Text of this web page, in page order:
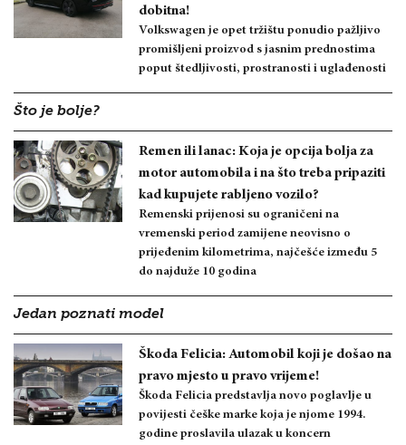
dobitna!
Volkswagen je opet tržištu ponudio pažljivo
promišljeni proizvod s jasnim prednostima
poput štedljivosti, prostranosti i uglađenosti
Što je bolje?
Remen ili lanac: Koja je opcija bolja za
motor automobila i na što treba pripaziti
kad kupujete rabljeno vozilo?
Remenski prijenosi su ograničeni na
vremenski period zamijene neovisno o
prijeđenim kilometrima, najčešće između 5
do najduže 10 godina
Jedan poznati model
Škoda Felicia: Automobil koji je došao na
pravo mjesto u pravo vrijeme!
Škoda Felicia predstavlja novo poglavlje u
povijesti češke marke koja je njome 1994.
godine proslavila ulazak u koncern